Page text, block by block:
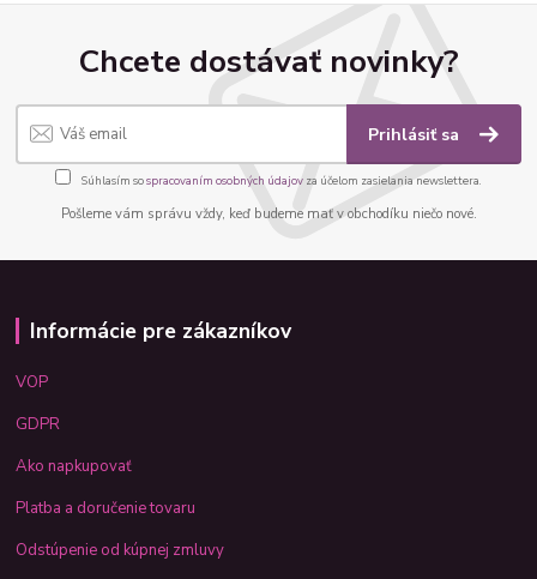
Chcete dostávať novinky?
Prihlásiť sa
Súhlasím sospracovaním osobných údajov za účelom zasielania newslettera.
Pošleme vám správu vždy, keď budeme mať v obchodíku niečo nové.
Informácie pre zákazníkov
VOP
GDPR
Ako napkupovať
Platba a doručenie tovaru
Odstúpenie od kúpnej zmluvy